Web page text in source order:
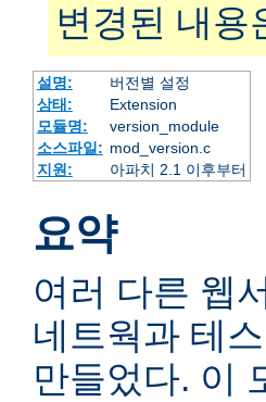
변경된 내용
설명:
버전별 설정
상태:
Extension
모듈명:
version_module
소스파일: mod_version.c
지원:
아파치 2.1 이후부터
요약
여러 다른 웹
네트웍과 테
만들었다. 이